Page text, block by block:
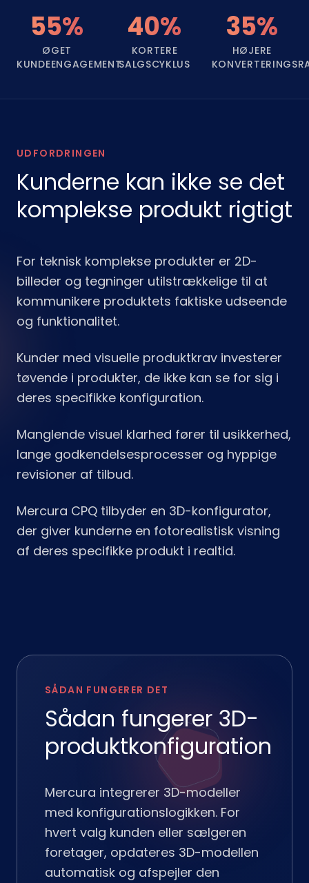
55%
ØGET
KUNDEENGAGEMENT
40%
KORTERE
SALGSCYKLUS
35%
HØJERE
UDFORDRINGEN
Kunderne kan ikke se det
komplekse produkt rigtigt
For teknisk komplekse produkter er 2D-
billeder og tegninger utilstrækkelige til at
kommunikere produktets faktiske udseende
og funktionalitet.
Kunder med visuelle produktkrav investerer
tøvende i produkter, de ikke kan se for sig i
deres specifikke konfiguration.
Manglende visuel klarhed fører til usikkerhed,
lange godkendelsesprocesser og hyppige
revisioner af tilbud.
Mercura CPQ tilbyder en 3D-konfigurator,
der giver kunderne en fotorealistisk visning
af deres specifikke produkt i realtid.
SÅDAN FUNGERER DET
Sådan fungerer 3D-
produktkonfiguration
Mercura integrerer 3D-modeller
med konfigurationslogikken. For
hvert valg kunden eller sælgeren
foretager, opdateres 3D-modellen
automatisk og afspejler den